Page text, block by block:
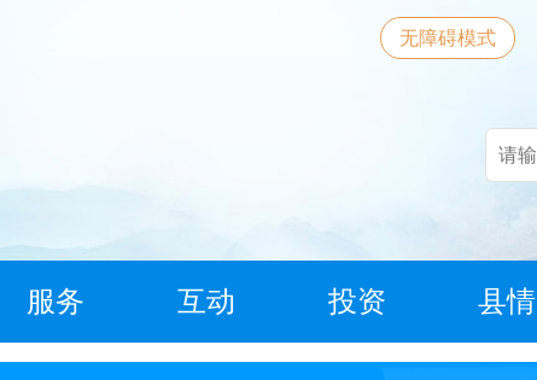
无障碍模式
服务 互动 投资 县情